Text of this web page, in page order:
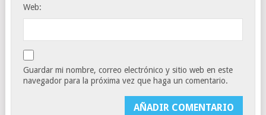
Web:
Guardar mi nombre, correo electrónico y sitio web en este
navegador para la próxima vez que haga un comentario.